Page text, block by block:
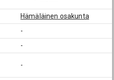
Hämäläinen osakunta
-
-
-